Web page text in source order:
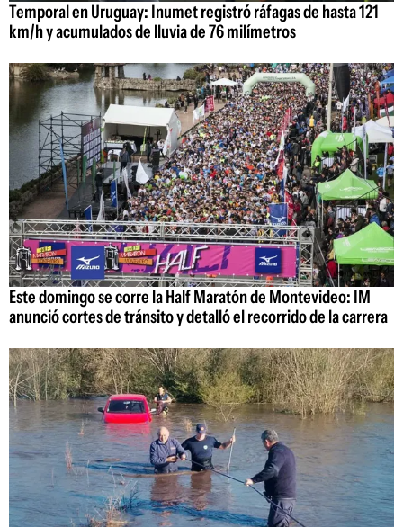
Temporal en Uruguay: Inumet registró ráfagas de hasta 121
km/h y acumulados de lluvia de 76 milímetros
Este domingo se corre la Half Maratón de Montevideo: IM
anunció cortes de tránsito y detalló el recorrido de la carrera